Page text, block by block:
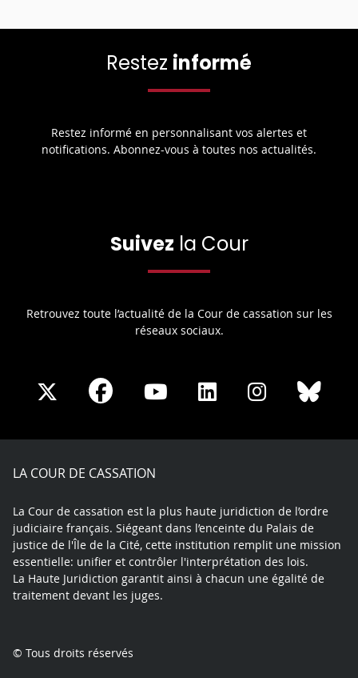
Restez informé
Restez informé en personnalisant vos alertes et
notifications. Abonnez-vous à toutes nos actualités.
Suivez la Cour
Retrouvez toute l’actualité de la Cour de cassation sur les
réseaux sociaux.
Share
X
Share
Facebook
Share
Youtube
Share
LinkedIn
Share
Instagram
LA COUR DE CASSATION
La Cour de cassation est la plus haute juridiction de l’ordre
judiciaire français. Siégeant dans l’enceinte du Palais de
justice de l'Île de la Cité, cette institution remplit une mission
essentielle: unifier et contrôler l'interprétation des lois.
La Haute Juridiction garantit ainsi à chacun une égalité de
traitement devant les juges.
© Tous droits réservés